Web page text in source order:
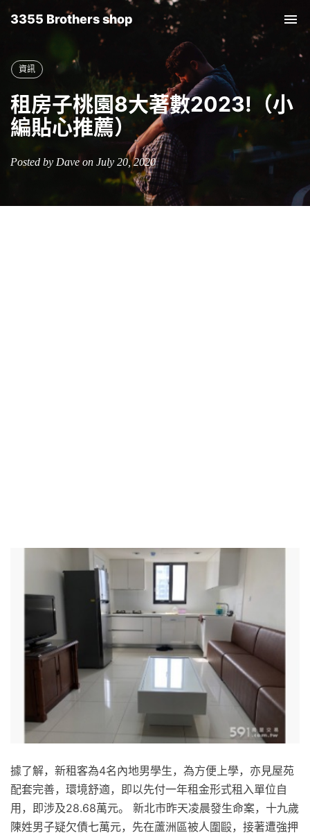
3355 Brothers shop
資訊
租房子桃園8大著數2023!（小
編貼心推薦）
Posted by Dave on July 20, 2020
據了解，新租客為4名內地男學生，為方便上學，亦見屋苑
配套完善，環境舒適，即以先付一年租金形式租入單位自
用，即涉及28.68萬元。 新北市昨天凌晨發生命案，十九歲
陳姓男子疑欠債七萬元，先在蘆洲區被人圍毆，接著遭強押